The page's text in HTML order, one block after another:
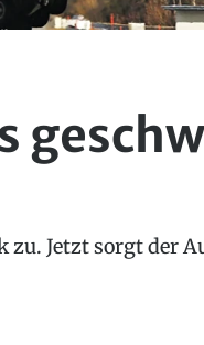
Jetzt sorgt der